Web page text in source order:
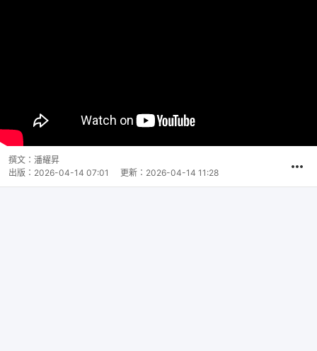
撰文： 潘耀昇
出版： 2026-04-14 07:01 更新： 2026-04-14 11:28